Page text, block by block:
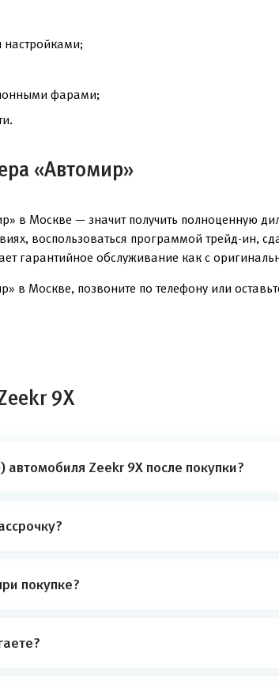
фарами;
«Автомир»
в Москве — значит получить полноценную
воспользоваться программой трейд-ин,
гарантийное обслуживание как с
в Москве, позвоните по телефону или
9X
Zeekr 9X после покупки?
покупке?